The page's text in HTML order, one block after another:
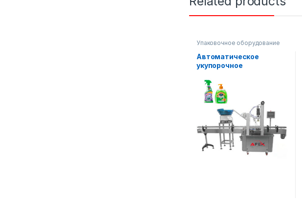
Упаковочное оборудование
Автоматическое
укупорочное
конвейером